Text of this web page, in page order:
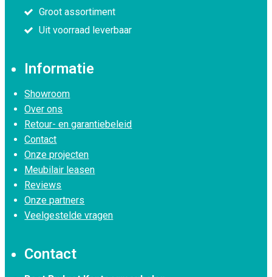
Groot assortiment
Uit voorraad leverbaar
Informatie
Showroom
Over ons
Retour- en garantiebeleid
Contact
Onze projecten
Meubilair leasen
Reviews
Onze partners
Veelgestelde vragen
Contact